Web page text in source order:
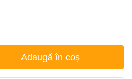
Adaugă în coș